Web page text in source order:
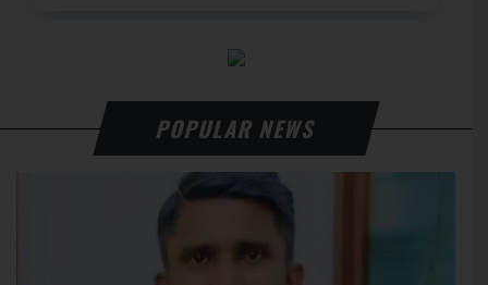
POPULAR NEWS